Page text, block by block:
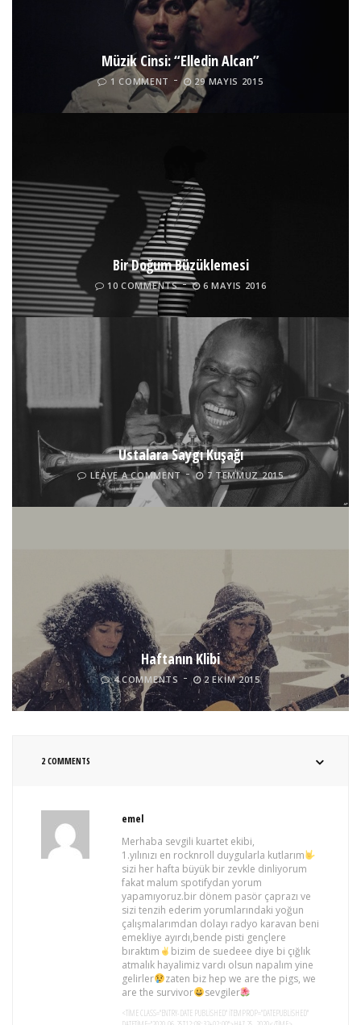
Müzik Cinsi: “Elledin Alcan”
1 COMMENT 29 MAYIS 2015
Bir Doğum Büzüklemesi
10 COMMENTS 6 MAYIS 2016
Ustalara Saygı Kuşağı
LEAVE A COMMENT 7 TEMMUZ 2015
Haftanın Klibi
4 COMMENTS 2 EKIM 2015
2 COMMENTS
emel
Merhaba sevgili kuartet ekibi,
1.yılınızı en rocknroll duygularla kutlarım
sizi her hafta büyük bir zevkle dinliyorum
fakat malum spotifydan yorum
yapamıyoruz.bir dönem pasör çaprazı ve
sizi tenzih ederim yorumlarındaki yoğun
çalışmalarımdan dolayı radyo karavan beni
emekliye ayırdı,bende pisti gençlere
bıraktım
bizim de suedeee diye bi çığlık
atmalık hayalimiz vardı olsun napalım yine
gelirler
zaten biz hep we are the pigs, we
are the survivor
sevgiler
<TIME CLASS="ENTRY-DATE PUBLISHED" ITEMPROP="DATEPUBLISHED"